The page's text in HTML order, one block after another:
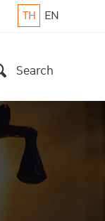
TH EN
Search